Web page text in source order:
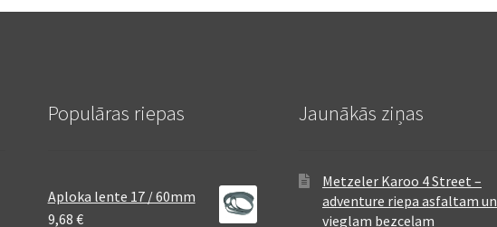
Populāras riepas
Aploka lente 17 / 60mm
9,68 €
Jaunākās ziņas
Metzeler Karoo 4 Street –
adventure riepa asfaltam un
vieglam bezceļam